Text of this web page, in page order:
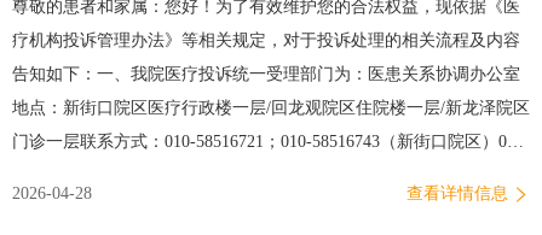
尊敬的患者和家属：您好！为了有效维护您的合法权益，现依据《医
疗机构投诉管理办法》等相关规定，对于投诉处理的相关流程及内容
告知如下：一、我院医疗投诉统一受理部门为：医患关系协调办公室
地点：新街口院区医疗行政楼一层/回龙观院区住院楼一层/新龙泽院区
门诊一层联系方式：010-58516721；010-58516743（新街口院区）010-
2026-04-28 查看详情信息